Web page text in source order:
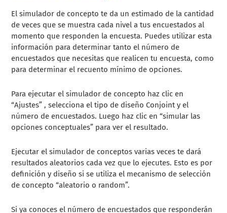
El simulador de concepto te da un estimado de la cantidad
de veces que se muestra cada nivel a tus encuestados al
momento que responden la encuesta. Puedes utilizar esta
información para determinar tanto el número de
encuestados que necesitas que realicen tu encuesta, como
para determinar el recuento mínimo de opciones.
Para ejecutar el simulador de concepto haz clic en
“Ajustes” , selecciona el tipo de diseño Conjoint y el
número de encuestados. Luego haz clic en “simular las
opciones conceptuales” para ver el resultado.
Ejecutar el simulador de conceptos varias veces te dará
resultados aleatorios cada vez que lo ejecutes. Esto es por
definición y diseño si se utiliza el mecanismo de selección
de concepto “aleatorio o random”.
Si ya conoces el número de encuestados que responderán